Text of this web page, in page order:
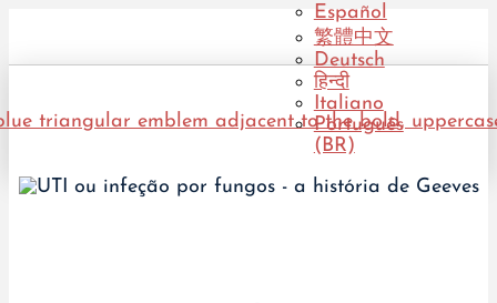
Español
繁體中文
Deutsch
हिन्दी
Italiano
Português
(BR)